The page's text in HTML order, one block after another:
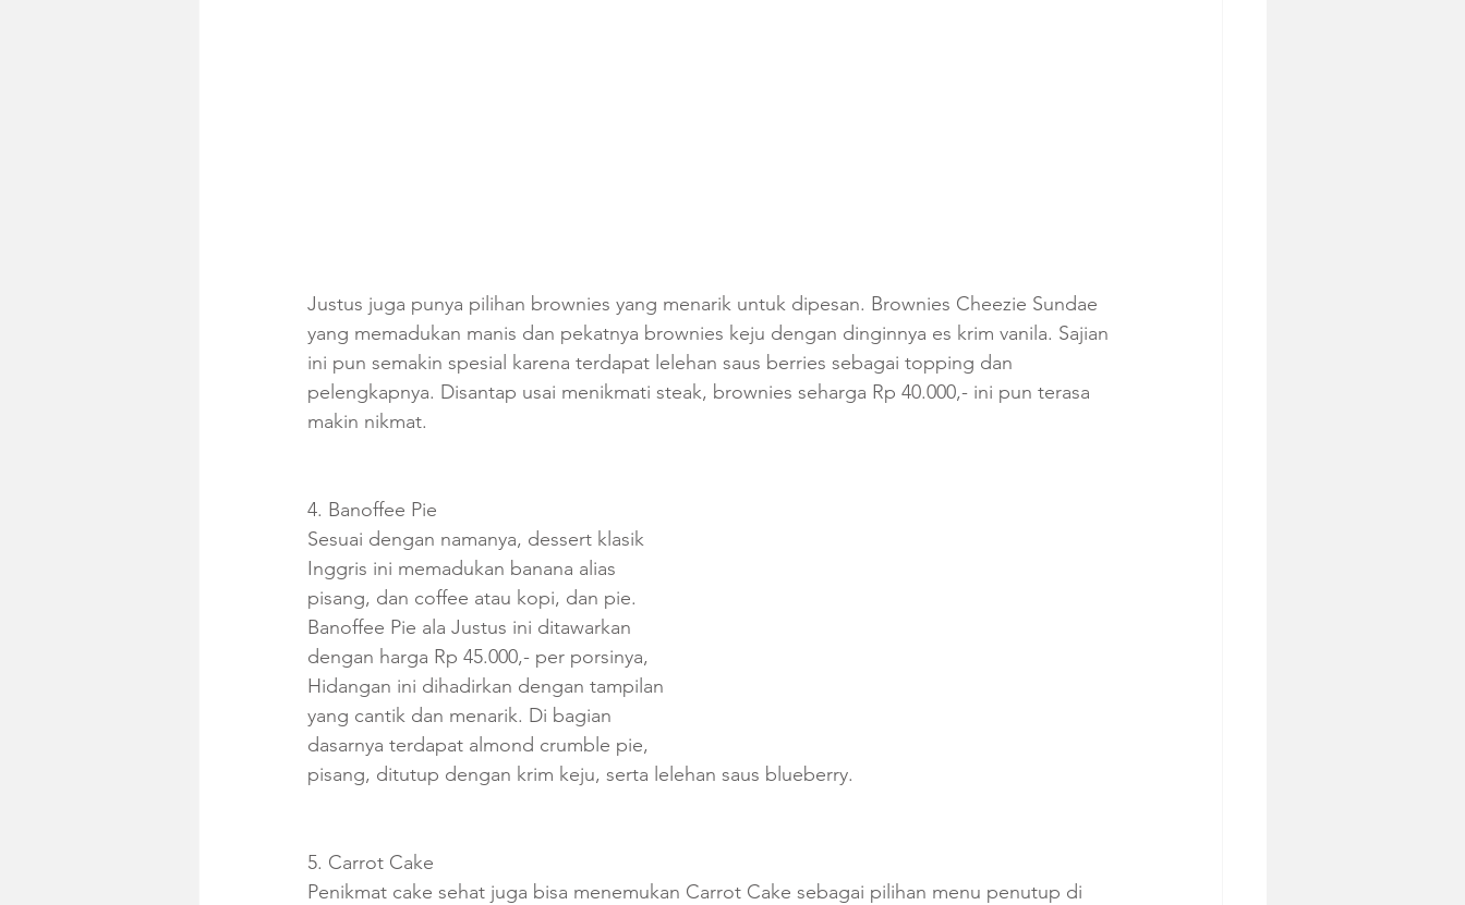
Justus juga punya pilihan brownies yang menarik untuk dipesan. Brownies Cheezie Sundae
yang memadukan manis dan pekatnya brownies keju dengan dinginnya es krim vanila. Sajian
ini pun semakin spesial karena terdapat lelehan saus berries sebagai topping dan
pelengkapnya. Disantap usai menikmati steak, brownies seharga Rp 40.000,- ini pun terasa
makin nikmat.
4. Banoffee Pie
Sesuai dengan namanya, dessert klasik
Inggris ini memadukan banana alias
pisang, dan coffee atau kopi, dan pie.
Banoffee Pie ala Justus ini ditawarkan
dengan harga Rp 45.000,- per porsinya,
Hidangan ini dihadirkan dengan tampilan
yang cantik dan menarik. Di bagian
dasarnya terdapat almond crumble pie,
pisang, ditutup dengan krim keju, serta lelehan saus blueberry.
5. Carrot Cake
Penikmat cake sehat juga bisa menemukan Carrot Cake sebagai pilihan menu penutup di